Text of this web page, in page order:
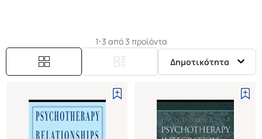
1-3 από 3 προϊόντα
Δημοτικότητα